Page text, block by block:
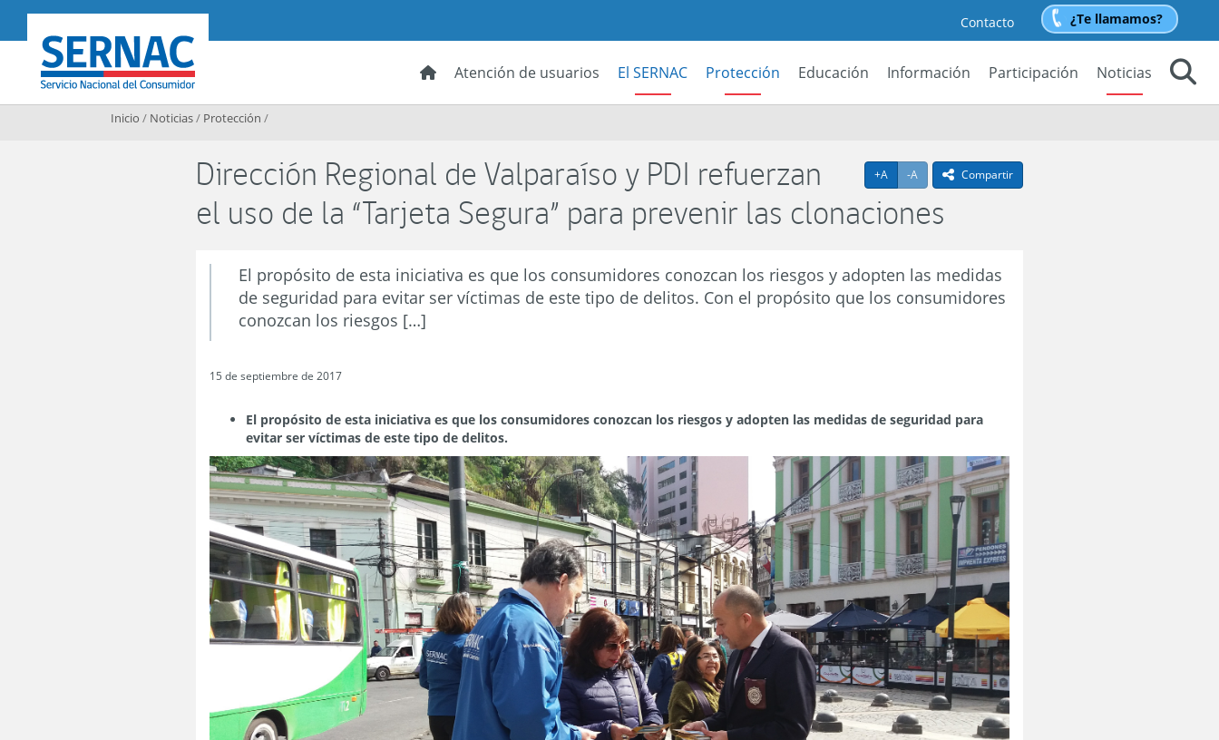
SERNAC
Contacto ¿Te llamamos?
Atención de usuarios El SERNAC Protección Educación Información Participación
Noticias
Inicio / Noticias/ Protección /
+A Agrandar texto
-A Achicar textoicono compartir
Compartir
Dirección Regional de Valparaíso y PDI refuerzan
el uso de la “Tarjeta Segura” para prevenir las clonaciones
El propósito de esta iniciativa es que los consumidores conozcan los riesgos y adopten las medidas
de seguridad para evitar ser víctimas de este tipo de delitos. Con el propósito que los consumidores
conozcan los riesgos […]
15 de septiembre de 2017
El propósito de esta iniciativa es que los consumidores conozcan los riesgos y adopten las medidas de seguridad para
evitar ser víctimas de este tipo de delitos.